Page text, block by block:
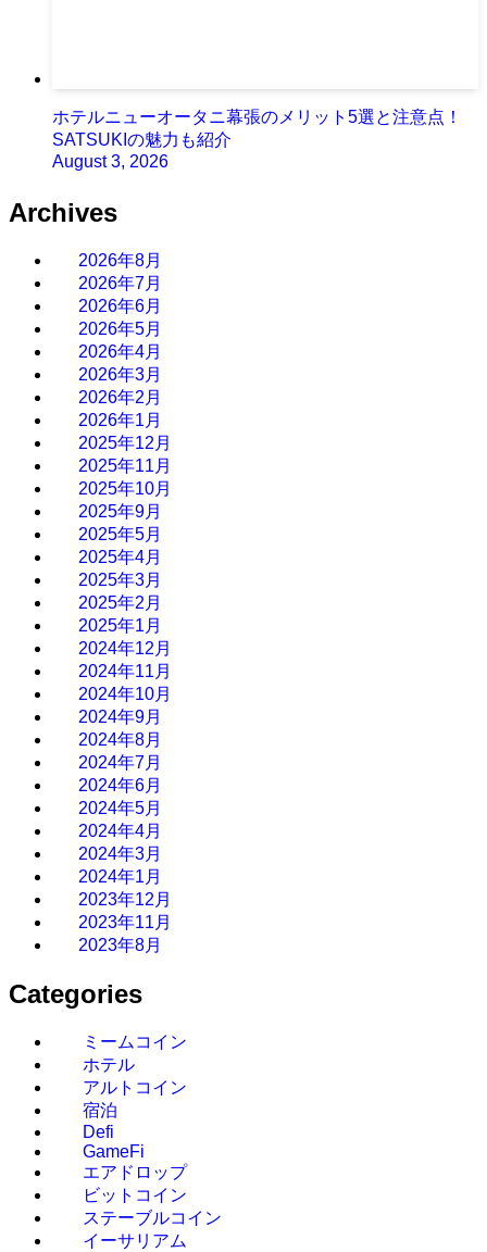
ホテルニューオータニ幕張のメリット5選と注意点！
SATSUKIの魅力も紹介
August 3, 2026
Archives
2026年8月
2026年7月
2026年6月
2026年5月
2026年4月
2026年3月
2026年2月
2026年1月
2025年12月
2025年11月
2025年10月
2025年9月
2025年5月
2025年4月
2025年3月
2025年2月
2025年1月
2024年12月
2024年11月
2024年10月
2024年9月
2024年8月
2024年7月
2024年6月
2024年5月
2024年4月
2024年3月
2024年1月
2023年12月
2023年11月
2023年8月
Categories
ミームコイン
ホテル
アルトコイン
宿泊
Defi
GameFi
エアドロップ
ビットコイン
ステーブルコイン
イーサリアム